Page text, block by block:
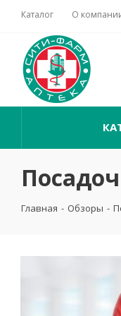
Каталог О
Главная - Обзоры -